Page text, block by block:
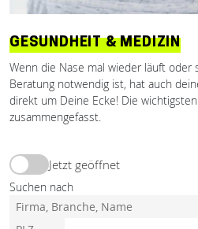
GESUNDHEIT & MEDIZIN
Wenn die Nase mal wieder läuft oder
Beratung notwendig ist, hat auch
direkt um Deine Ecke! Die
zusammengefasst.
Jetzt geöffnet
Suchen nach